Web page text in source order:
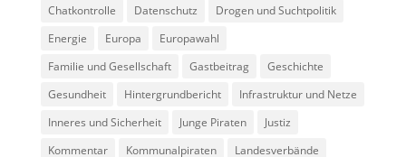
Chatkontrolle
Datenschutz
Drogen und Suchtpolitik
Energie
Europa
Europawahl
Familie und Gesellschaft
Gastbeitrag
Geschichte
Gesundheit
Hintergrundbericht
Infrastruktur und Netze
Inneres und Sicherheit
Junge Piraten
Justiz
Kommentar
Kommunalpiraten
Landesverbände